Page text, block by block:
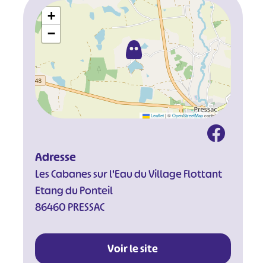
+
−
Leaflet |©OpenStreetMapcontributors
Adresse
Les Cabanes sur l'Eau du Village Flottant
Etang du Ponteil
86460 PRESSAC
Voir le site
# #
#